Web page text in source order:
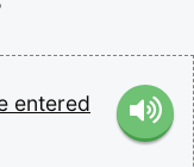
entered